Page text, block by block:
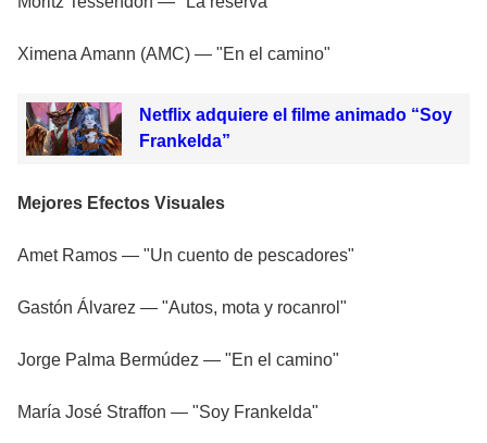
Ximena Amann (AMC) — "En el camino"
Netflix adquiere el filme animado “Soy
Frankelda”
Mejores Efectos Visuales
Amet Ramos — "Un cuento de pescadores"
Gastón Álvarez — "Autos, mota y rocanrol"
Jorge Palma Bermúdez — "En el camino"
María José Straffon — "Soy Frankelda"